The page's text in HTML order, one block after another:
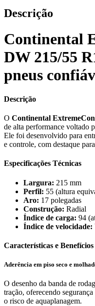
Descrição
Continental
DW 215/55
pneus
Descrição
O Continental
de alta performance voltado
Ele foi desenvolvido para
e controle, com destaque
Especificações Técnicas
Largura: 215 mm
Perfil: 55 (altura
Aro: 17 polegadas
Construção: Radial
Índice de carga: 94
Índice de velocidade:
Características e Benefícios
Aderência em piso seco e
O desenho da banda de
tração, oferecendo
o risco de aquaplanagem.